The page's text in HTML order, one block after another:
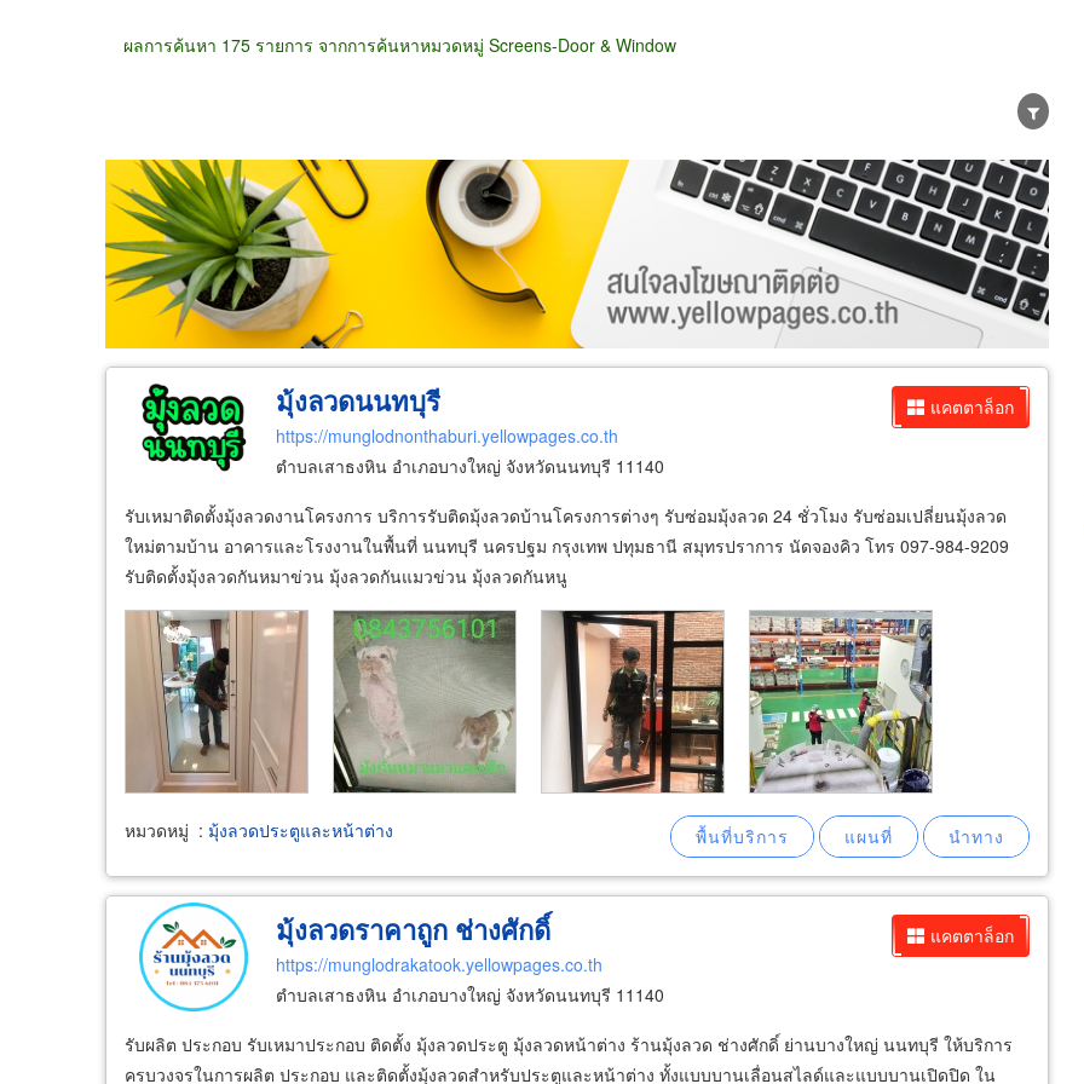
ผลการค้นหา 175 รายการ จากการค้นหาหมวดหมู่ Screens-Door & Window
ขายส่ง ขายปลีก ผู้ผลิต ตัวแทนจัดจำหน่าย ผู้ส่งออก/นำเข้า ธุรกิจบริการ
แคตตาล็อก
มุ้งลวดนนทบุรี
https://munglodnonthaburi.yellowpages.co.th
ตำบลเสาธงหิน อำเภอบางใหญ่ จังหวัดนนทบุรี 11140
รับเหมาติดตั้งมุ้งลวดงานโครงการ บริการรับติดมุ้งลวดบ้านโครงการต่างๆ รับซ่อมมุ้งลวด 24 ชั่วโมง รับซ่อมเปลี่ยนมุ้งลวด
ใหม่ตามบ้าน อาคารและโรงงานในพื้นที่ นนทบุรี นครปฐม กรุงเทพ ปทุมธานี สมุทรปราการ นัดจองคิว โทร 097-984-9209
รับติดตั้งมุ้งลวดกันหมาข่วน มุ้งลวดกันแมวข่วน มุ้งลวดกันหนู
หมวดหมู่ : มุ้งลวดประตูและหน้าต่าง
แคตตาล็อก
มุ้งลวดราคาถูก ช่างศักดิ์
https://munglodrakatook.yellowpages.co.th
ตำบลเสาธงหิน อำเภอบางใหญ่ จังหวัดนนทบุรี 11140
รับผลิต ประกอบ รับเหมาประกอบ ติดตั้ง มุ้งลวดประตู มุ้งลวดหน้าต่าง ร้านมุ้งลวด ช่างศักดิ์ ย่านบางใหญ่ นนทบุรี ให้บริการ
ครบวงจรในการผลิต ประกอบ และติดตั้งมุ้งลวดสำหรับประตูและหน้าต่าง ทั้งแบบบานเลื่อนสไลด์และแบบบานเปิดปิด ใน